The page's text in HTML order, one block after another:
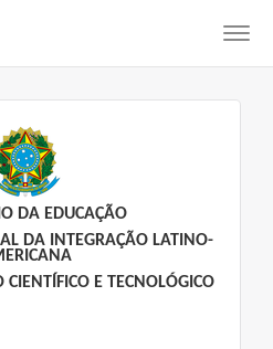
DA EDUCAÇÃO
DA INTEGRAÇÃO LATINO-
CIENTÍFICO E TECNOLÓGICO